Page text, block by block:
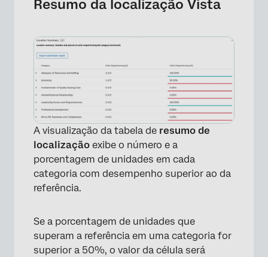
×
Resumo da localização Vista
A visualização da tabela de resumo de
localização exibe o número e a
porcentagem de unidades em cada
categoria com desempenho superior ao da
referência.
Se a porcentagem de unidades que
superam a referência em uma categoria for
superior a 50%, o valor da célula será